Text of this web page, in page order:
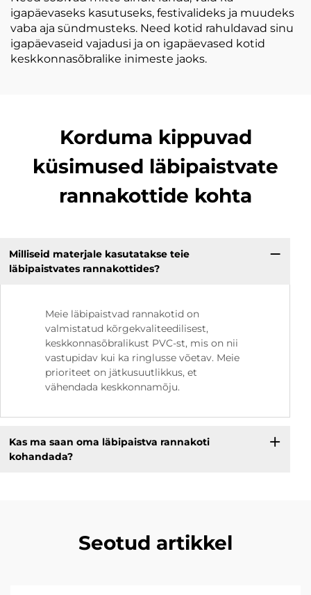
igapäevaseks kasutuseks, festivalideks ja muudeks
vaba aja sündmusteks. Need kotid rahuldavad sinu
igapäevaseid vajadusi ja on igapäevased kotid
keskkonnasõbralike inimeste jaoks.
Korduma kippuvad
küsimused läbipaistvate
rannakottide kohta
Milliseid materjale kasutatakse teie
läbipaistvates rannakottides?
Meie läbipaistvad rannakotid on
valmistatud kõrgekvaliteedilisest,
keskkonnasõbralikust PVC-st, mis on nii
vastupidav kui ka ringlusse võetav. Meie
prioriteet on jätkusuutlikkus, et
vähendada keskkonnamõju.
Kas ma saan oma läbipaistva rannakoti
kohandada?
Seotud artikkel